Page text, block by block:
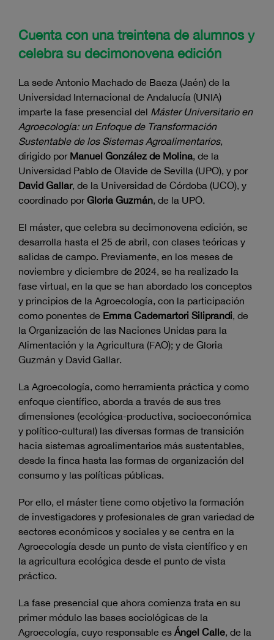
Cuenta con una treintena de alumnos y
celebra su decimonovena edición
La sede Antonio Machado de Baeza (Jaén) de la
Universidad Internacional de Andalucía (UNIA)
imparte la fase presencial del Máster Universitario en
Agroecología: un Enfoque de Transformación
Sustentable de los Sistemas Agroalimentarios,
dirigido por Manuel González de Molina , de la
Universidad Pablo de Olavide de Sevilla (UPO), y por
David Gallar, de la Universidad de Córdoba (UCO), y
coordinado porGloria Guzmán , de la UPO.
El máster, que celebra su decimonovena edición, se
desarrolla hasta el 25 de abril, con clases teóricas y
salidas de campo. Previamente, en los meses de
noviembre y diciembre de 2024, se ha realizado la
fase virtual, en la que se han abordado los conceptos
y principios de la Agroecología, con la participación
como ponentes de Emma Cademartori Siliprandi , de
la Organización de las Naciones Unidas para la
Alimentación y la Agricultura (FAO); y de Gloria
Guzmán y David Gallar.
La Agroecología, como herramienta práctica y como
enfoque científico, aborda a través de sus tres
dimensiones (ecológica-productiva, socioeconómica
y político-cultural) las diversas formas de transición
hacia sistemas agroalimentarios más sustentables,
desde la finca hasta las formas de organización del
consumo y las políticas públicas.
Por ello, el máster tiene como objetivo la formación
de investigadores y profesionales de gran variedad de
sectores económicos y sociales y se centra en la
Agroecología desde un punto de vista científico y en
la agricultura ecológica desde el punto de vista
práctico.
La fase presencial que ahora comienza trata en su
primer módulo las bases sociológicas de la
Agroecología, cuyo responsable es Ángel Calle , de la